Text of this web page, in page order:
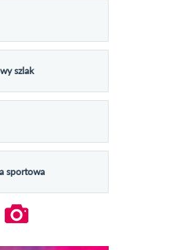
szlak
sportowa